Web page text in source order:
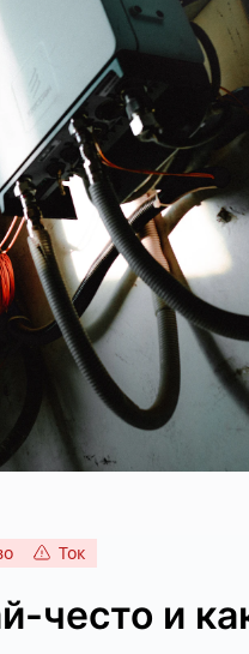
Ток
често и